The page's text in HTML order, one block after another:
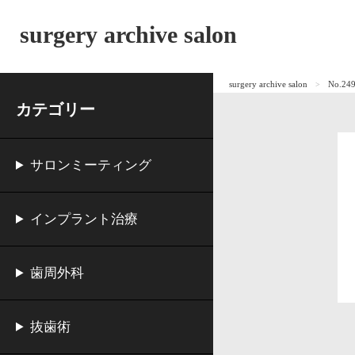
surgery archive salon
カテゴリー
サロンミーティング
インプラント治療
歯周外科
抜歯術
surgery archive salon